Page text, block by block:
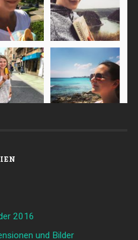
2016
und Bilder